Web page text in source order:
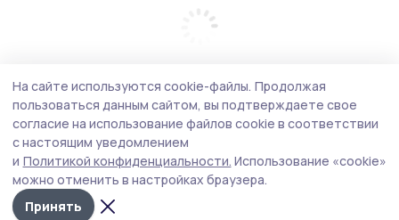
На сайте используются cookie-файлы. Продолжая
пользоваться данным сайтом, вы подтверждаете свое
согласие на использование файлов cookie в соответствии
с настоящим уведомлением
и Политикой конфиденциальности. Использование «cookie»
можно отменить в настройках браузера.
Принять